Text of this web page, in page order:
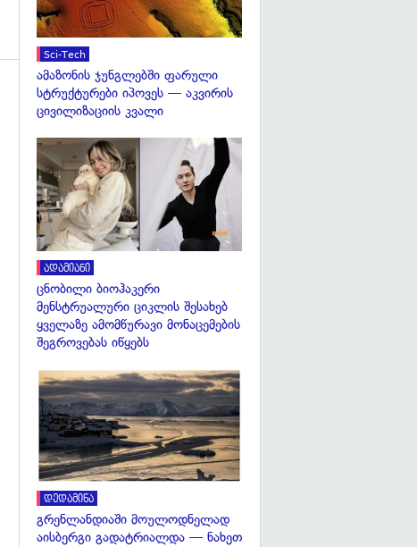
Sci-Tech
ამაზონის ჯუნგლებში ფარული
სტრუქტურები იპოვეს — აკვირის
ცივილიზაციის კვალი
ადამიანი
ცნობილი ბიოჰაკერი
მენსტრუალური ციკლის შესახებ
ყველაზე ამომწურავი მონაცემების
შეგროვებას იწყებს
დედამიწა
გრენლანდიაში მოულოდნელად
აისბერგი გადატრიალდა — ნახეთ